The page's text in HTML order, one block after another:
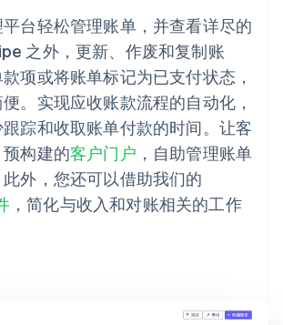
台轻松管理账单，并查看详尽的
之外，更新、作废和复制账
项或将账单标记为已支付状态，
。实现应收账款流程的自动化，
踪和收取账单付款的时间。让客
构建的客户门户 ，自助管理账单
外，您还可以借助我们的
，简化与收入和对账相关的工作